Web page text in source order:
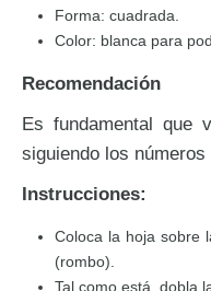
Forma: cuadrada.
Color: blanca para
Recomendación
Es fundamental que
siguiendo los
Instrucciones:
Coloca la hoja sobre
(rombo).
Tal como está, dobla